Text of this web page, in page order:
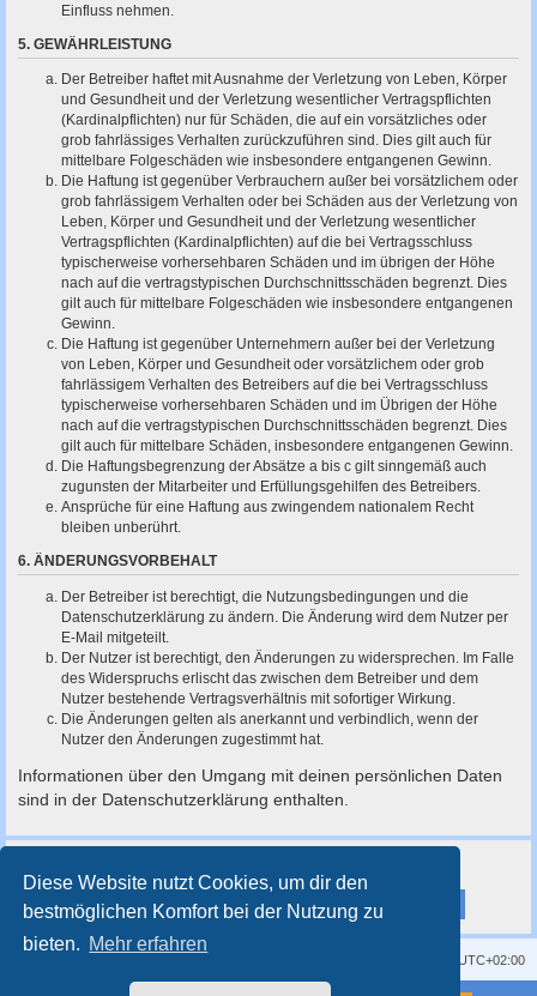
Diese Website nutzt Cookies, um dir den
bestmöglichen Komfort bei der Nutzung zu
bieten. Mehr erfahren
Einfluss nehmen.
5. GEWÄHRLEISTUNG
Der Betreiber haftet mit Ausnahme der Verletzung von Leben, Körper
und Gesundheit und der Verletzung wesentlicher Vertragspflichten
(Kardinalpflichten) nur für Schäden, die auf ein vorsätzliches oder
grob fahrlässiges Verhalten zurückzuführen sind. Dies gilt auch für
mittelbare Folgeschäden wie insbesondere entgangenen Gewinn.
Die Haftung ist gegenüber Verbrauchern außer bei vorsätzlichem oder
grob fahrlässigem Verhalten oder bei Schäden aus der Verletzung von
Leben, Körper und Gesundheit und der Verletzung wesentlicher
Vertragspflichten (Kardinalpflichten) auf die bei Vertragsschluss
typischerweise vorhersehbaren Schäden und im übrigen der Höhe
nach auf die vertragstypischen Durchschnittsschäden begrenzt. Dies
gilt auch für mittelbare Folgeschäden wie insbesondere entgangenen
Gewinn.
Die Haftung ist gegenüber Unternehmern außer bei der Verletzung
von Leben, Körper und Gesundheit oder vorsätzlichem oder grob
fahrlässigem Verhalten des Betreibers auf die bei Vertragsschluss
typischerweise vorhersehbaren Schäden und im Übrigen der Höhe
nach auf die vertragstypischen Durchschnittsschäden begrenzt. Dies
gilt auch für mittelbare Schäden, insbesondere entgangenen Gewinn.
Die Haftungsbegrenzung der Absätze a bis c gilt sinngemäß auch
zugunsten der Mitarbeiter und Erfüllungsgehilfen des Betreibers.
Ansprüche für eine Haftung aus zwingendem nationalem Recht
bleiben unberührt.
6. ÄNDERUNGSVORBEHALT
Der Betreiber ist berechtigt, die Nutzungsbedingungen und die
Datenschutzerklärung zu ändern. Die Änderung wird dem Nutzer per
E-Mail mitgeteilt.
Der Nutzer ist berechtigt, den Änderungen zu widersprechen. Im Falle
des Widerspruchs erlischt das zwischen dem Betreiber und dem
Nutzer bestehende Vertragsverhältnis mit sofortiger Wirkung.
Die Änderungen gelten als anerkannt und verbindlich, wenn der
Nutzer den Änderungen zugestimmt hat.
Informationen über den Umgang mit deinen persönlichen Daten
sind in der Datenschutzerklärung enthalten.
UTC+02:00